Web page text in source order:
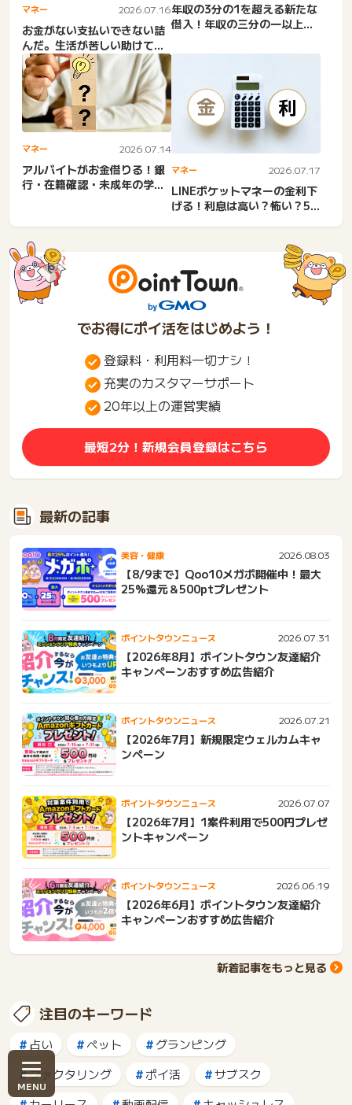
マネー 2026.07.16
お金がない支払いできない詰
んだ。生活が苦しい助けて。
生活費がない・支払不能・
今...
年収の3分の1を超える新たな
借入！年収の三分の一以上借
マネー 2026.07.14
アルバイトがお金借りる！銀
行・在籍確認・未成年の学
マネー 2026.07.17
LINEポケットマネーの金利下
げる！利息は高い？怖い？50
でお得にポイ活をはじめよう！
登録料・利用料一切ナシ！
充実のカスタマーサポート
20年以上の運営実績
最短2分！新規会員登録はこちら
最新の記事
美容・健康 2026.08.03
【8/9まで】Qoo10メガポ開催中！最大
25%還元＆500ptプレゼント
ポイントタウンニュース 2026.07.31
【2026年8月】ポイントタウン友達紹介
キャンペーンおすすめ広告紹介
ポイントタウンニュース 2026.07.21
【2026年7月】新規限定ウェルカムキャ
ンペーン
ポイントタウンニュース 2026.07.07
【2026年7月】1案件利用で500円プレゼ
ントキャンペーン
ポイントタウンニュース 2026.06.19
【2026年6月】ポイントタウン友達紹介
キャンペーンおすすめ広告紹介
新着記事をもっと見る
注目のキーワード
占い ペット
グランピング
ファクタリング
ポイ活
サブスク